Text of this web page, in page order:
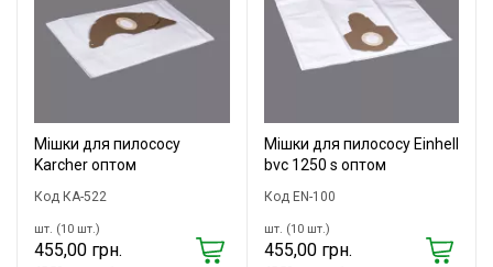
Мішки для пилососу
Karcher оптом
Код КА-522
шт. (10 шт.)
455,00 грн.
Мішки для пилососу Einhell
bvc 1250 s оптом
Код EN-100
шт. (10 шт.)
455,00 грн.